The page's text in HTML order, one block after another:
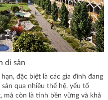
di sản
đặc biệt là các gia đình đang
qua nhiều thế hệ, yếu tố
mà còn là tính bền vững và khả